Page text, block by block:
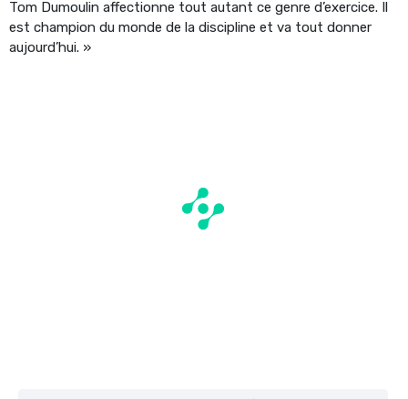
Tom Dumoulin affectionne tout autant ce genre d’exercice. Il
est champion du monde de la discipline et va tout donner
aujourd’hui. »